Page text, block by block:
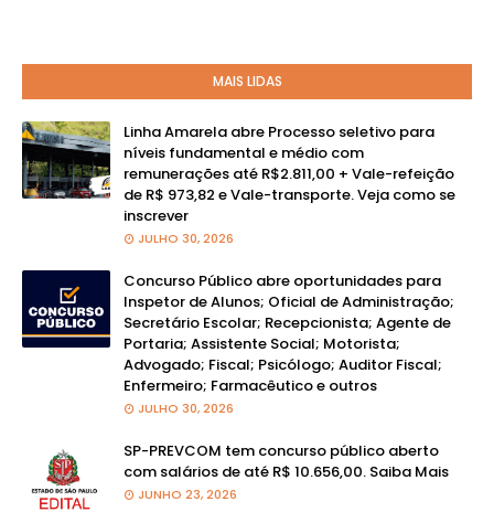
MAIS LIDAS
Linha Amarela abre Processo seletivo para
níveis fundamental e médio com
remunerações até R$2.811,00 + Vale-refeição
de R$ 973,82 e Vale-transporte. Veja como se
inscrever
JULHO 30, 2026
Concurso Público abre oportunidades para
Inspetor de Alunos; Oficial de Administração;
Secretário Escolar; Recepcionista; Agente de
Portaria; Assistente Social; Motorista;
Advogado; Fiscal; Psicólogo; Auditor Fiscal;
Enfermeiro; Farmacêutico e outros
JULHO 30, 2026
SP-PREVCOM tem concurso público aberto
com salários de até R$ 10.656,00. Saiba Mais
JUNHO 23, 2026